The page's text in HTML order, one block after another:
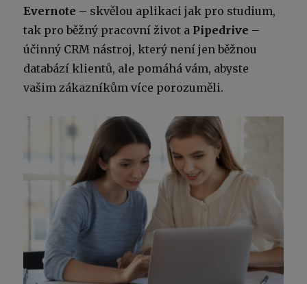
Evernote – skvělou aplikaci jak pro studium,
tak pro běžný pracovní život a Pipedrive –
účinný CRM nástroj, který není jen běžnou
databází klientů, ale pomáhá vám, abyste
vašim zákazníkům více porozuměli.